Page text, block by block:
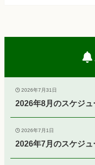
2026年7月31日
2026年8月のスケジュ
2026年7月1日
2026年7月のスケジュ